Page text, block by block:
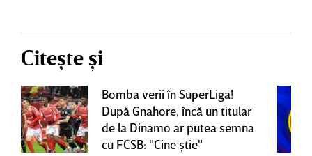
Citește și
Bomba verii în SuperLiga!
După Gnahore, încă un titular
de la Dinamo ar putea semna
cu FCSB: "Cine ştie"